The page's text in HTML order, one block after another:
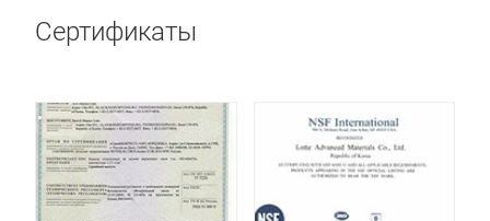
Сертификаты